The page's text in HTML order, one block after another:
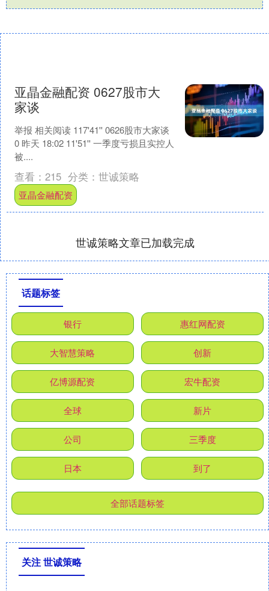
亚晶金融配资 0627股市大
家谈
举报 相关阅读 117'41'' 0626股市大家谈
0 昨天 18:02 11'51'' 一季度亏损且实控人
被....
查看： 215 分类： 世诚策略
亚晶金融配资
世诚策略文章已加载完成
话题标签
银行 惠红网配资
大智慧策略 创新
亿博源配资 宏牛配资
全球 新片
公司 三季度
日本 到了
全部话题标签
关注 世诚策略